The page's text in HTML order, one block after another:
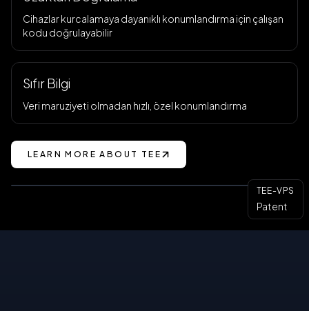
TEE-VPS
Patent
Cihazlar kurcalamaya dayanıklı konumlandırma için çalışan
kodu doğrulayabilir
Sıfır Bilgi
Veri maruziyeti olmadan hızlı, özel konumlandırma
LEARN MORE ABOUT TEE